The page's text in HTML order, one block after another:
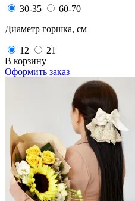
30-35
60-70
Диаметр горшка, см
12
21
В корзину
Оформить заказ